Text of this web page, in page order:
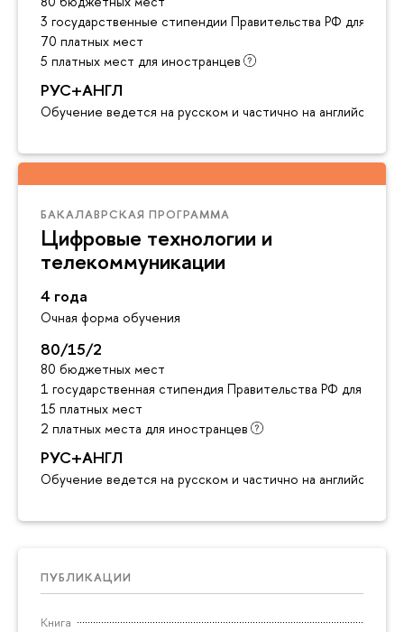
3 государственные стипендии Правительства РФ для
70 платных мест
5 платных мест для иностранцев
РУС+АНГЛ
Обучение ведется на русском и частично на английском
БАКАЛАВРСКАЯ ПРОГРАММА
Цифровые технологии и
телекоммуникации
4 года
Очная форма обучения
80/15/2
80 бюджетных мест
1 государственная стипендия Правительства РФ для
15 платных мест
2 платных места для иностранцев
РУС+АНГЛ
Обучение ведется на русском и частично на английском
ПУБЛИКАЦИИ
Книга